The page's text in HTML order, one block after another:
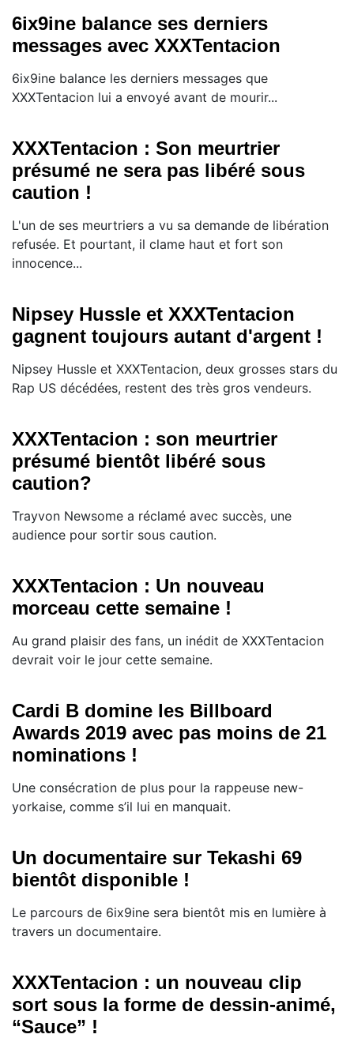
6ix9ine balance ses derniers
messages avec XXXTentacion
6ix9ine balance les derniers messages que
XXXTentacion lui a envoyé avant de mourir...
XXXTentacion : Son meurtrier
présumé ne sera pas libéré sous
caution !
L'un de ses meurtriers a vu sa demande de libération
refusée. Et pourtant, il clame haut et fort son
innocence...
Nipsey Hussle et XXXTentacion
gagnent toujours autant d'argent !
Nipsey Hussle et XXXTentacion, deux grosses stars du
Rap US décédées, restent des très gros vendeurs.
XXXTentacion : son meurtrier
présumé bientôt libéré sous
caution?
Trayvon Newsome a réclamé avec succès, une
audience pour sortir sous caution.
XXXTentacion : Un nouveau
morceau cette semaine !
Au grand plaisir des fans, un inédit de XXXTentacion
devrait voir le jour cette semaine.
Cardi B domine les Billboard
Awards 2019 avec pas moins de 21
nominations !
Une consécration de plus pour la rappeuse new-
yorkaise, comme s’il lui en manquait.
Un documentaire sur Tekashi 69
bientôt disponible !
Le parcours de 6ix9ine sera bientôt mis en lumière à
travers un documentaire.
XXXTentacion : un nouveau clip
sort sous la forme de dessin-animé,
“Sauce” !